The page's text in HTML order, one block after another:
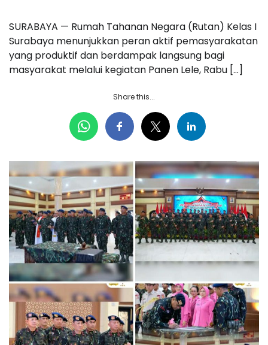
SURABAYA — Rumah Tahanan Negara (Rutan) Kelas I
Surabaya menunjukkan peran aktif pemasyarakatan
yang produktif dan berdampak langsung bagi
masyarakat melalui kegiatan Panen Lele, Rabu […]
Share this...